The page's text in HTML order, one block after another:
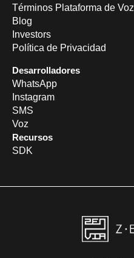
Términos Plataforma de Voz
Blog
Investors
Política de Privacidad
Desarrolladores
WhatsApp
Instagram
SMS
Voz
Recursos
SDK